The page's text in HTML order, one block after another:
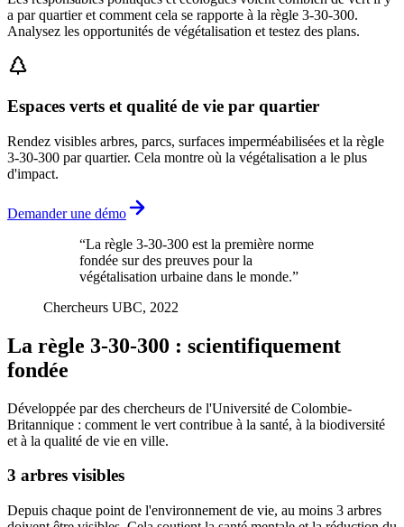
a par quartier et comment cela se rapporte à la règle 3-30-300.
Analysez les opportunités de végétalisation et testez des plans.
Espaces verts et qualité de vie par quartier
Rendez visibles arbres, parcs, surfaces imperméabilisées et la règle
3-30-300 par quartier. Cela montre où la végétalisation a le plus
d'impact.
Demander une démo
“La règle 3-30-300 est la première norme
fondée sur des preuves pour la
végétalisation urbaine dans le monde.”
Chercheurs UBC, 2022
La règle 3-30-300 : scientifiquement
fondée
Développée par des chercheurs de l'Université de Colombie-
Britannique : comment le vert contribue à la santé, à la biodiversité
et à la qualité de vie en ville.
3 arbres visibles
Depuis chaque point de l'environnement de vie, au moins 3 arbres